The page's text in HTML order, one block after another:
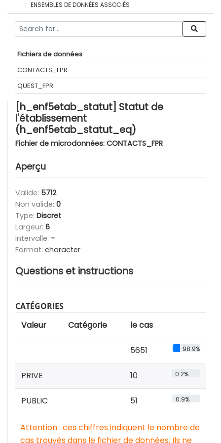
ENSEMBLES DE DONNÉES ASSOCIÉS
Fichiers de données
CONTACTS_FPR
QUEST_FPR
[h_enf5etab_statut] Statut de
l'établissement
(h_enf5etab_statut_eq)
Fichier de microdonnées: CONTACTS_FPR
Aperçu
Valide: 5712
Non valide: 0
Type: Discret
Largeur: 6
Intervalle: -
Format: character
Questions et instructions
CATÉGORIES
Valeur Catégorie le cas
5651 98.9%
PRIVE 10 0.2%
PUBLIC 51 0.9%
Attention : ces chiffres indiquent le nombre de
cas trouvés dans le fichier de données. Ils ne